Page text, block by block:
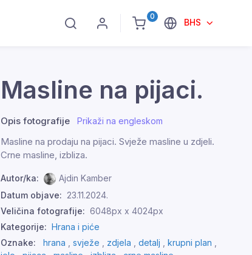
0
BHS
Masline na pijaci.
Opis fotografije Prikaži na engleskom
Masline na prodaju na pijaci. Svježe masline u zdjeli.
Crne masline, izbliza.
Autor/ka:
Ajdin Kamber
Datum objave: 23.11.2024.
Veličina fotografije: 6048px x 4024px
Kategorije: Hrana i piće
Oznake:
hrana , svježe , zdjela , detalj , krupni plan ,